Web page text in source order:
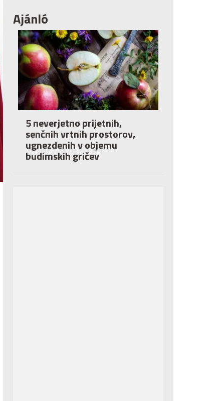
Ajánló
5 neverjetno prijetnih,
senčnih vrtnih prostorov,
ugnezdenih v objemu
budimskih gričev